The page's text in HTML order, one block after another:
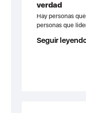
verdad
Hay personas
personas que
Seguir